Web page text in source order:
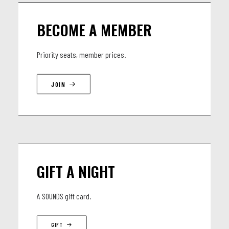
BECOME A MEMBER
Priority seats, member prices.
JOIN
GIFT A NIGHT
A SOUNDS gift card.
GIFT